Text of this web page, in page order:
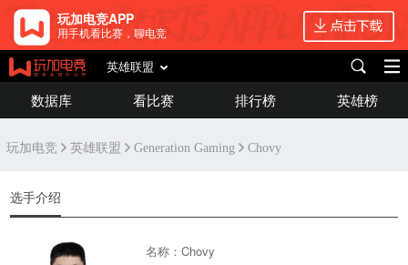
玩加电竞APP
用手机看比赛，聊电竞
英雄联盟
数据库 看比赛 排行榜 英雄榜
玩加电竞 英雄联盟 Generation Gaming Chovy
选手介绍
名称：Chovy